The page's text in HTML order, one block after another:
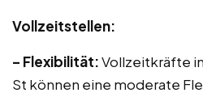
Vollzeitstellen:
– Flexibilität:Vollzeitkräfte
St können eine moderate